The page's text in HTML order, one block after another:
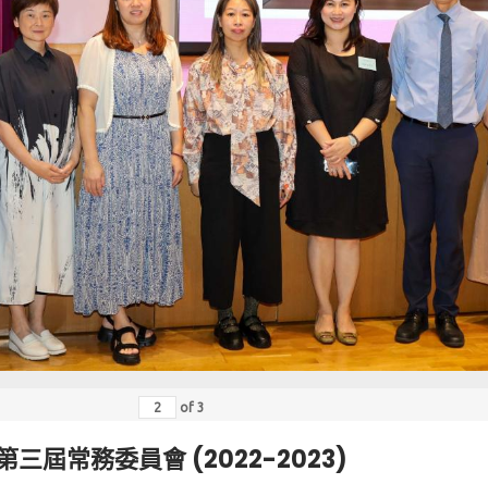
of 3
三屆常務委員會 (2022-2023)